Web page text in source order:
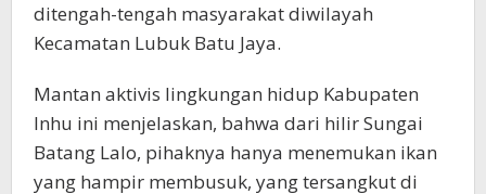
ditengah-tengah masyarakat diwilayah
Kecamatan Lubuk Batu Jaya.
Mantan aktivis lingkungan hidup Kabupaten
Inhu ini menjelaskan, bahwa dari hilir Sungai
Batang Lalo, pihaknya hanya menemukan ikan
yang hampir membusuk, yang tersangkut di